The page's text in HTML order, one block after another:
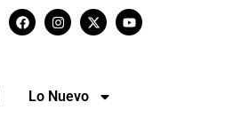
Lo Nuevo